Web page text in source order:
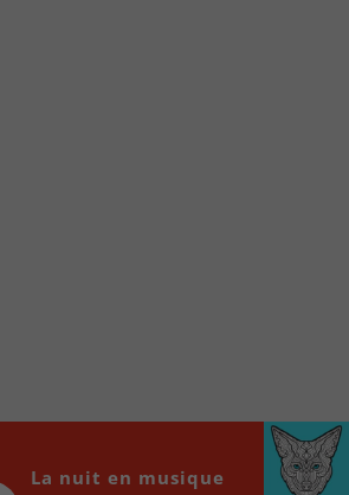
accessibles en un clic!
00:00
La nuit en musique